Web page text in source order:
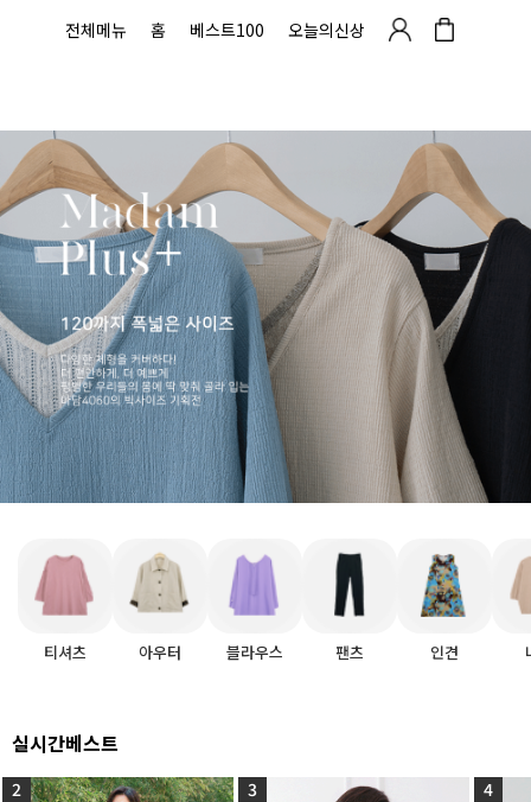
전체메뉴 홈 베스트100 오늘의신상
티셔츠 아우터 블라우스 팬츠 인견
실시간베스트
2 3 4